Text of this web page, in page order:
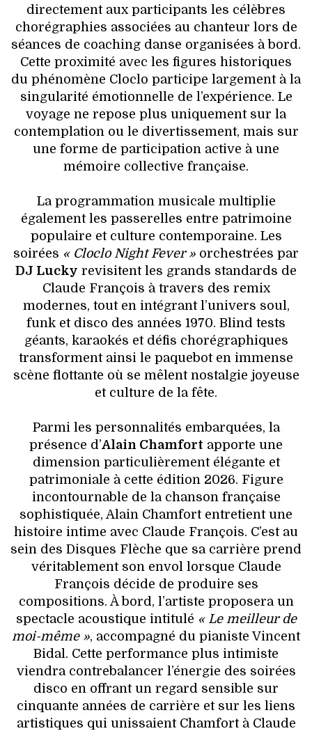
directement aux participants les célèbres
chorégraphies associées au chanteur lors de
séances de coaching danse organisées à bord.
Cette proximité avec les figures historiques
du phénomène Cloclo participe largement à la
singularité émotionnelle de l’expérience. Le
voyage ne repose plus uniquement sur la
contemplation ou le divertissement, mais sur
une forme de participation active à une
mémoire collective française.
La programmation musicale multiplie
également les passerelles entre patrimoine
populaire et culture contemporaine. Les
soirées « Cloclo Night Fever » orchestrées par
DJ Lucky revisitent les grands standards de
Claude François à travers des remix
modernes, tout en intégrant l’univers soul,
funk et disco des années 1970. Blind tests
géants, karaokés et défis chorégraphiques
transforment ainsi le paquebot en immense
scène flottante où se mêlent nostalgie joyeuse
et culture de la fête.
Parmi les personnalités embarquées, la
présence d’Alain Chamfort apporte une
dimension particulièrement élégante et
patrimoniale à cette édition 2026. Figure
incontournable de la chanson française
sophistiquée, Alain Chamfort entretient une
histoire intime avec Claude François. C’est au
sein des Disques Flèche que sa carrière prend
véritablement son envol lorsque Claude
François décide de produire ses
compositions. À bord, l’artiste proposera un
spectacle acoustique intitulé « Le meilleur de
moi-même », accompagné du pianiste Vincent
Bidal. Cette performance plus intimiste
viendra contrebalancer l’énergie des soirées
disco en offrant un regard sensible sur
cinquante années de carrière et sur les liens
artistiques qui unissaient Chamfort à Claude